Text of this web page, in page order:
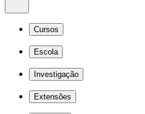
Cursos
Escola
Investigação
Extensões